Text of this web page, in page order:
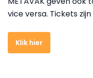
vice versa. Tickets
Klik hier